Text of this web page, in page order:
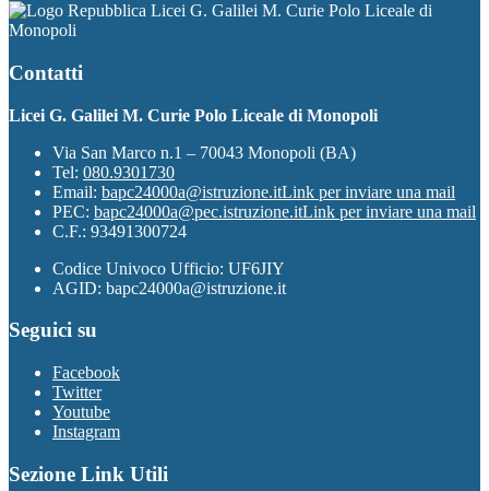
Licei G. Galilei M. Curie Polo Liceale di
Monopoli
Contatti
Licei G. Galilei M. Curie Polo Liceale di Monopoli
Via San Marco n.1 – 70043 Monopoli (BA)
Tel: 080.9301730
Email: bapc24000a@istruzione.itLink per inviare una mail
PEC: bapc24000a@pec.istruzione.itLink per inviare una mail
C.F.: 93491300724
Codice Univoco Ufficio: UF6JIY
AGID: bapc24000a@istruzione.it
Seguici su
Facebook
Twitter
Youtube
Instagram
Sezione Link Utili